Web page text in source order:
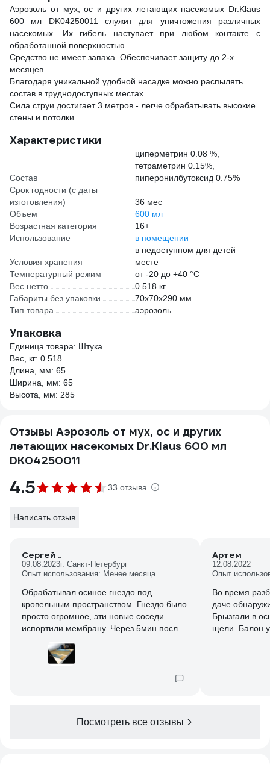
Аэрозоль от мух, ос и других летающих насекомых Dr.Klaus
600 мл DK04250011 служит для уничтожения различных
насекомых. Их гибель наступает при любом контакте с
обработанной поверхностью.
Средство не имеет запаха. Обеспечивает защиту до 2-х
месяцев.
Благодаря уникальной удобной насадке можно распылять
состав в труднодоступных местах.
Сила струи достигает 3 метров - легче обрабатывать высокие
стены и потолки.
Характеристики
Состав
циперметрин 0.08 %,
тетраметрин 0.15%,
пиперонилбутоксид 0.75%
Срок годности (с даты
изготовления)
36 мес
Объем
600 мл
Возрастная категория
16+
Использование
в помещении
Условия хранения
в недоступном для детей
месте
Температурный режим
от -20 до +40 °С
Вес нетто
0.518 кг
Габариты без упаковки
70х70х290 мм
Тип товара
аэрозоль
Упаковка
Единица товара: Штука
Вес, кг: 0.518
Длина, мм: 65
Ширина, мм: 65
Высота, мм: 285
Отзывы Аэрозоль от мух, ос и других
летающих насекомых Dr.Klaus 600 мл
DK04250011
4.5 33 отзыва
Написать отзыв
Сергей ..
09.08.2023г. Санкт-Петербург
Опыт использования: Менее месяца
Обрабатывал осиное гнездо под
кровельным пространством. Гнездо было
просто огромное, эти новые соседи
испортили мембрану. Через 5мин после
гнезда. Через 15 мин все погибли.
Посмотрим будет ли данное средство
Артем
12.08.2022
Опыт
Во время
даче
Брызгали в
щели. Балон
Посмотреть все отзывы